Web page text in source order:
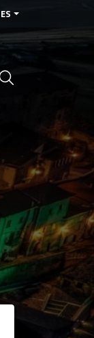
ES